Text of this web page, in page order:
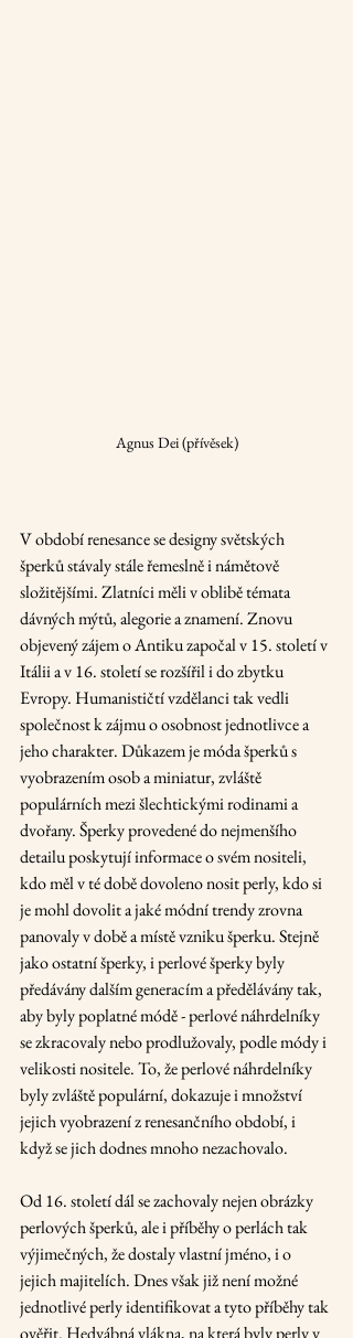
Agnus Dei (přívěsek)
V období renesance se designy světských
šperků stávaly stále řemeslně i námětově
složitějšími. Zlatníci měli v oblibě témata
dávných mýtů, alegorie a znamení. Znovu
objevený zájem o Antiku započal v 15. století v
Itálii a v 16. století se rozšířil i do zbytku
Evropy. Humanističtí vzdělanci tak vedli
společnost k zájmu o osobnost jednotlivce a
jeho charakter. Důkazem je móda šperků s
vyobrazením osob a miniatur, zvláště
populárních mezi šlechtickými rodinami a
dvořany. Šperky provedené do nejmenšího
detailu poskytují informace o svém nositeli,
kdo měl v té době dovoleno nosit perly, kdo si
je mohl dovolit a jaké módní trendy zrovna
panovaly v době a místě vzniku šperku. Stejně
jako ostatní šperky, i perlové šperky byly
předávány dalším generacím a předělávány tak,
aby byly poplatné módě - perlové náhrdelníky
se zkracovaly nebo prodlužovaly, podle módy i
velikosti nositele. To, že perlové náhrdelníky
byly zvláště populární, dokazuje i množství
jejich vyobrazení z renesančního období, i
když se jich dodnes mnoho nezachovalo.
Od 16. století dál se zachovaly nejen obrázky
perlových šperků, ale i příběhy o perlách tak
výjimečných, že dostaly vlastní jméno, i o
jejich majitelích. Dnes však již není možné
jednotlivé perly identifikovat a tyto příběhy tak
ověřit. Hedvábná vlákna, na která byly perly v